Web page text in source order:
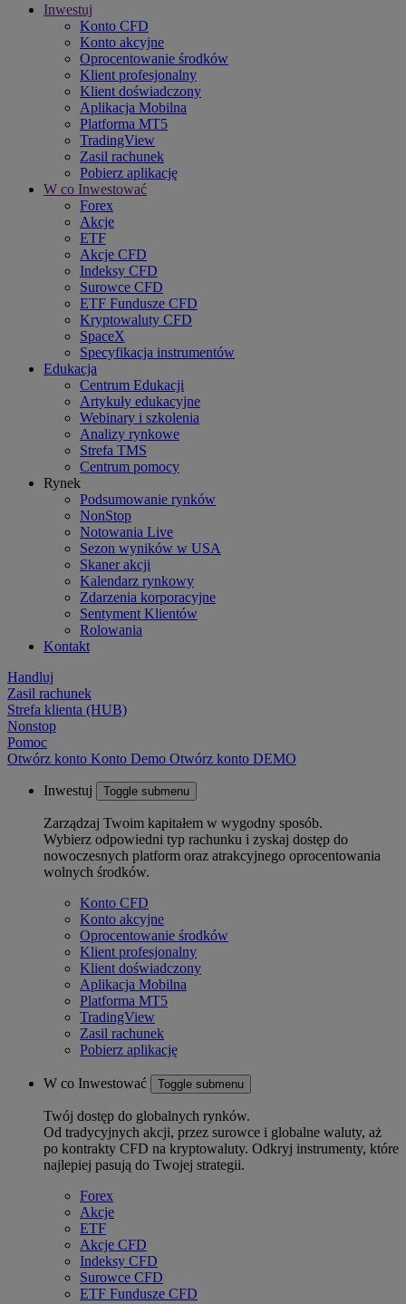
Inwestuj
Konto CFD
Konto akcyjne
Oprocentowanie środków
Klient profesjonalny
Klient doświadczony
Aplikacja Mobilna
Platforma MT5
TradingView
Zasil rachunek
Pobierz aplikację
W co Inwestować
Forex
Akcje
ETF
Akcje CFD
Indeksy CFD
Surowce CFD
ETF Fundusze CFD
Kryptowaluty CFD
SpaceX
Specyfikacja instrumentów
Edukacja
Centrum Edukacji
Artykuły edukacyjne
Webinary i szkolenia
Analizy rynkowe
Strefa TMS
Centrum pomocy
Rynek
Podsumowanie rynków
NonStop
Notowania Live
Sezon wyników w USA
Skaner akcji
Kalendarz rynkowy
Zdarzenia korporacyjne
Sentyment Klientów
Rolowania
Kontakt
Handluj
Zasil rachunek
Strefa klienta (HUB)
Nonstop
Pomoc
Otwórz konto Konto Demo Otwórz konto DEMO
Inwestuj Toggle submenu
Zarządzaj Twoim kapitałem w wygodny sposób.
Wybierz odpowiedni typ rachunku i zyskaj dostęp do
nowoczesnych platform oraz atrakcyjnego oprocentowania
wolnych środków.
Konto CFD
Konto akcyjne
Oprocentowanie środków
Klient profesjonalny
Klient doświadczony
Aplikacja Mobilna
Platforma MT5
TradingView
Zasil rachunek
Pobierz aplikację
W co Inwestować Toggle submenu
Twój dostęp do globalnych rynków.
Od tradycyjnych akcji, przez surowce i globalne waluty, aż
po kontrakty CFD na kryptowaluty. Odkryj instrumenty, które
najlepiej pasują do Twojej strategii.
Forex
Akcje
ETF
Akcje CFD
Indeksy CFD
Surowce CFD
ETF Fundusze CFD